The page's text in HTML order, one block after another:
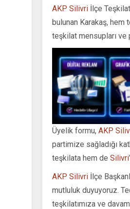
AKP Silivri İlçe
bulunan Karakaş, hem
teşkilat mensupları ve
Üyelik formu, AKP
partimize sağladığı
teşkilata hem de Silivri
AKP Silivri İlçe
mutluluk duyuyoruz.
teşkilatımıza ve